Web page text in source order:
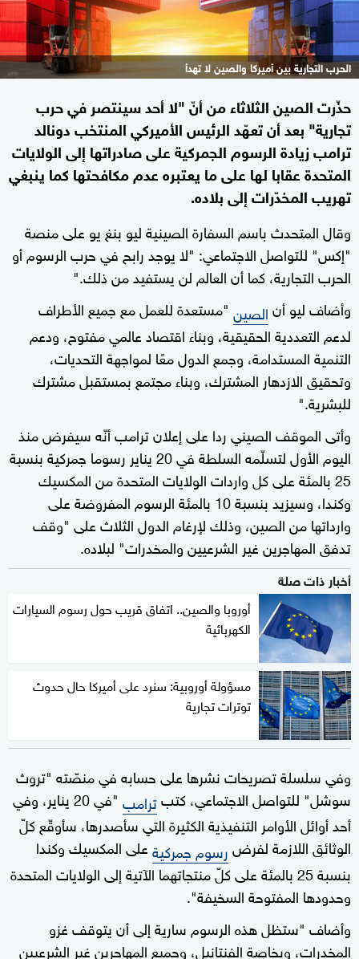
الحرب التجارية بين أميركا والصين لا تهدأ
حذّرت الصين الثلاثاء من أنّ "لا أحد سينتصر في حرب
تجارية" بعد أن تعهّد الرئيس الأميركي المنتخب دونالد
ترامب زيادة الرسوم الجمركية على صادراتها إلى الولايات
المتحدة عقابا لها على ما يعتبره عدم مكافحتها كما ينبغي
تهريب المخدّرات إلى بلاده.
وقال المتحدث باسم السفارة الصينية ليو بنغ يو على منصة
"إكس" للتواصل الاجتماعي: "لا يوجد رابح في حرب الرسوم أو
الحرب التجارية، كما أن العالم لن يستفيد من ذلك."
وأضاف ليو أنالصين "مستعدة للعمل مع جميع الأطراف
لدعم التعددية الحقيقية، وبناء اقتصاد عالمي مفتوح، ودعم
التنمية المستدامة، وجمع الدول معًا لمواجهة التحديات،
وتحقيق الازدهار المشترك، وبناء مجتمع بمستقبل مشترك
للبشرية."
وأتى الموقف الصيني ردا على إعلان ترامب أنّه سيفرض منذ
اليوم الأول لتسلّمه السلطة في 20 يناير رسوما جمركية بنسبة
25 بالمئة على كل واردات الولايات المتحدة من المكسيك
وكندا، وسيزيد بنسبة 10 بالمئة الرسوم المفروضة على
وارداتها من الصين، وذلك لإرغام الدول الثلاث على "وقف
تدفق المهاجرين غير الشرعيين والمخدرات" لبلاده.
أخبار ذات صلة
أوروبا والصين.. اتفاق قريب حول رسوم السيارات
الكهربائية
مسؤولة أوروبية: سنرد على أميركا حال حدوث
توترات تجارية
وفي سلسلة تصريحات نشرها على حسابه في منصّته "تروث
سوشل" للتواصل الاجتماعي، كتبترامب
"في 20 يناير، وفي
أحد أوائل الأوامر التنفيذية الكثيرة التي سأصدرها، سأوقّع كلّ
الوثائق اللازمة لفرضرسوم جمركيةعلى المكسيك وكندا
بنسبة 25 بالمئة على كلّ منتجاتهما الآتية إلى الولايات المتحدة
وحدودها المفتوحة السخيفة".
وأضاف "ستظل هذه الرسوم سارية إلى أن يتوقف غزو
المخدرات، وبخاصة الفنتانيل، وجميع المهاجرين غير الشرعيين